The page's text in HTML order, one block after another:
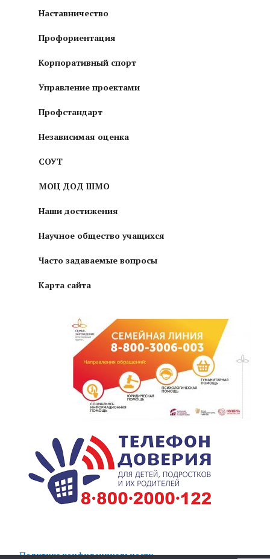
Наставничество
Профориентация
Корпоративный спорт
Управление проектами
Профстандарт
Независимая оценка
СОУТ
МОЦ ДОД ШМО
Наши достижения
Научное общество учащихся
Часто задаваемые вопросы
Карта сайта
Политика конфиденциальности